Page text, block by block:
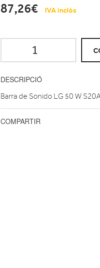
87,26€ IVA inclòs
DESCRIPCIÓ
Barra de Sonido LG 50 W
COMPARTIR